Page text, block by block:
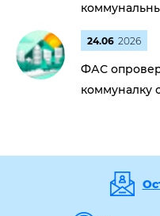
24.06 2026
ФАС
коммуналку